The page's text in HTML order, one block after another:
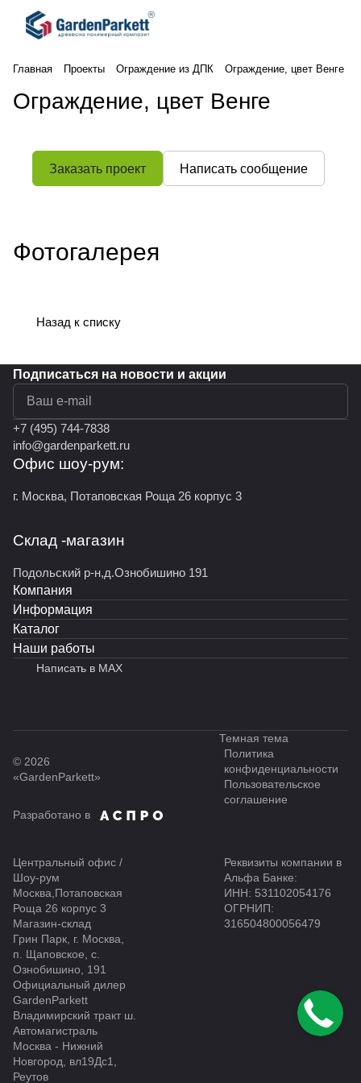
Главная Проекты Ограждение из ДПК Ограждение, цвет Венге
Ограждение, цвет Венге
Заказать проект Написать сообщение
Фотогалерея
Назад к списку
Подписаться на новости и акции
+7 (495) 744-7838
info@gardenparkett.ru
Офис шоу-рум:
г. Москва, Потаповская Роща 26 корпус 3
Склад -магазин
Подольский р-н,д.Ознобишино 191
Компания
Информация
Каталог
Наши работы
Написать в MAX
© 2026
«GardenParkett»
Темная тема
Политика
конфиденциальности
Пользовательское
соглашение
Разработано в
Центральный офис /
Шоу-рум
Москва,Потаповская
Роща 26 корпус 3
Магазин-склад
Грин Парк, г. Москва,
п. Щаповское, с.
Ознобишино, 191
Официальный дилер
GardenParkett
Владимирский тракт ш.
Автомагистраль
Москва - Нижний
Новгород, вл19Дс1,
Реутов
Реквизиты компании в
Альфа Банке:
ИНН: 531102054176
ОГРНИП:
316504800056479